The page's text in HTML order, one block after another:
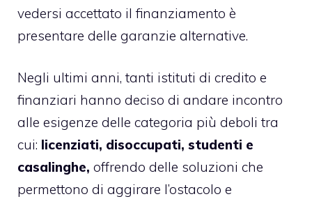
vedersi accettato il finanziamento è
presentare delle garanzie alternative.
Negli ultimi anni, tanti istituti di credito e
finanziari hanno deciso di andare incontro
alle esigenze delle categoria più deboli tra
cui: licenziati, disoccupati, studenti e
casalinghe, offrendo delle soluzioni che
permettono di aggirare l’ostacolo e